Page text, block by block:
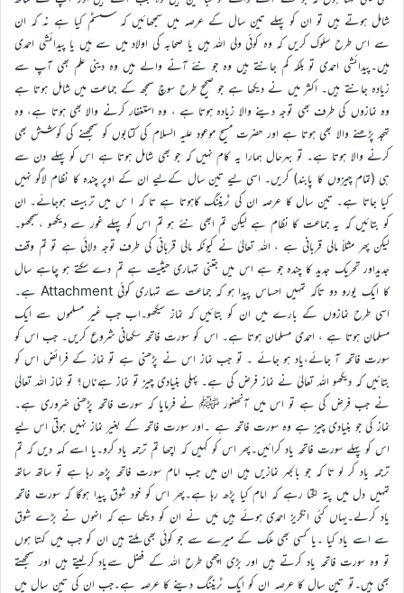
شامل ہوتے ہیں تو ان کو پہلے تین سال کے عرصہ میں سمجھائیں کہ سسٹم کیا ہے نہ کہ ان
سے اس طرح سلوک کریں کہ وہ کوئی ولی اللہ ہیں یا صحابہ کی اولاد میں سے ہیں یا پیدائشی احمدی
ہیں۔پیدائشی احمدی تو بلکہ کم جانتے ہیں وہ جو نئے آنے والے ہیں وہ دینی علم بھی آپ سے
زیادہ جانتے ہیں۔ اکثر میں نے دیکھا ہے جو صحیح طرح سوچ سمجھ کے جماعت میں شامل ہوتا ہے
وہ نمازوں کی طرف بھی توجہ دینے والا زیادہ ہوتا ہے ، وہ استغفار کرنے والا بھی ہوتا ہے، وہ
تہجد پڑھنے والا بھی ہوتا ہے اور حضرت مسیح موعود علیہ السلام کی کتابوں کو سمجھنے کی کوشش بھی
کرنے والا ہوتا ہے۔ تو بہرحال ہمارا یہ کام نہیں کہ جو بھی شامل ہوتا ہے اس کو پہلے دن سے
ہی (تمام چیزوں کا پابند) کریں۔ اسی لیے تین سال کےلیے ان کے اوپر چندہ کا نظام لاگو نہیں
کیا جاتا ہے۔ تین سال کا عرصہ ان کی ٹریننگ کاہوتا ہے تا کہ ا س میں تربیت ہوجائے۔ ان
کو بتائیں کہ یہ جماعت کا نظام ہے لیکن تم ابھی نئے ہو تم اس کو پہلے غور سے دیکھو ،سمجھو۔
لیکن پھر مثلاً مالی قربانی ہے ، اللہ تعالیٰ نے کیونکہ مالی قربانی کی طرف توجہ دلائی ہے تو تم وقف
جدیداور تحریک جدید کا چندہ جو ہے اس میں جتنی تمہاری حیثیت ہے تم دے سکتے ہو چاہے سال
کا ایک یورو دو تاکہ تمہیں احساس پیدا ہو کہ جماعت سے تمہاری کوئی Attachment ہے۔
اسی طرح نمازوں کے بارے میں ان کو بتائیں کہ نماز سیکھو۔اب جب غیر مسلموں سے ایک
مسلمان ہوتا ہے ، احمدی مسلمان ہوتا ہے۔ اس کو سورت فاتحہ سکھانی شروع کریں۔ جب اس کو
سورت فاتحہ آ جائے،یاد ہو جائے ۔ تو جب نماز اس نے پڑھنی ہے تو نماز کے فرائض اس کو
بتائیں کہ دیکھو اللہ تعالیٰ نے نماز فرض کی ہے۔ پہلی بنیادی چیز تو نماز ہےناں؟ تو نماز اللہ تعالیٰ
نے جب فرض کی ہے تو اس میں آنحضور ﷺ نے فرمایا کہ سورت فاتحہ پڑھنی ضروری ہے۔
نماز کی جو بنیادی چیز ہے وہ سورت فاتحہ ہے ۔اور سورت فاتحہ کے بغیر نماز نہیں ہوتی اس لیے
اس کو پہلے سورت فاتحہ یاد کرائیں۔پھر اس کو کہیں کہ اچھا تم ترجمہ یاد کرو۔یا اسے کہہ دیں کہ تم
ترجمہ یاد کر لو تا کہ جو بالجہر نمازیں ہیں ان میں جب امام سورت فاتحہ پڑھ رہا ہے تو ساتھ ساتھ
تمہیں دل میں پتہ لگتا رہے کہ امام کیا پڑھ رہا ہے۔پھر اس کو خود شوق پیدا ہوگا کہ سورت فاتحہ
یاد کرلے۔یہاں کئی انگریز احمدی ہوئے ہیں مَیں نے ان کو دیکھا ہے کہ انہوں نے بڑے شوق
سے اسے یاد کیا ۔یا کسی بھی ملک کے میرے سے جو کوئی بھی ملتے ہیں ان کو جب میں کہتا ہوں
تو وہ سورت فاتحہ یاد کرتے ہیں اور بڑی اچھی طرح اللہ کے فضل سےیاد کرلیتے ہیں اور سمجھتے
بھی ہیں۔تو تین سال کا عرصہ ان کو ایک ٹریننگ دینے کا عرصہ ہے۔جب ان کی تین سال میں